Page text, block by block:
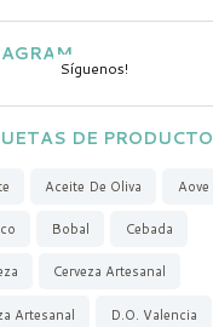
Síguenos!
DE PRODUCTO
Aceite De Oliva Aove
Bobal Cebada
Cerveza Artesanal
Artesanal D.O. Valencia